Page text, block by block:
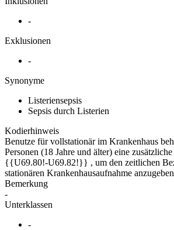
-
Exklusionen
-
Synonyme
Listeriensepsis
Sepsis durch Listerien
Kodierhinweis
Benutze für vollstationär im Krankenhaus
Personen (18 Jahre und älter) eine
{{U69.80!-U69.82!}} , um den zeitlichen
stationären Krankenhausaufnahme
Bemerkung
-
Unterklassen
-